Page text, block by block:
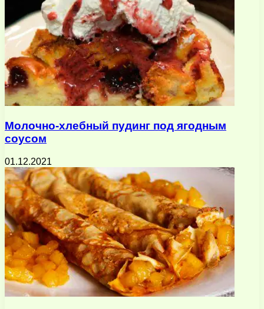
Молочно-хлебный пудинг под ягодным
соусом
01.12.2021